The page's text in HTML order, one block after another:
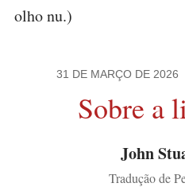
olho nu.)
31 DE MARÇO DE 2026
Sobre a
John
Tradução de